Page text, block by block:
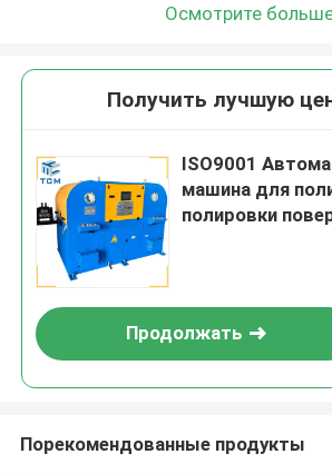
Осмотрите
Получить лучшую
ISO9001
машина для
полировки
Продолжать
Порекомендованные продукты